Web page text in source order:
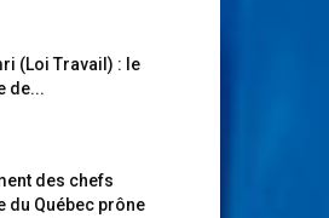
(Loi Travail) : le
de...
des chefs
du Québec prône